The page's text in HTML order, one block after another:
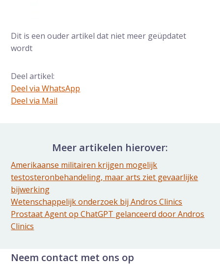
Dit is een ouder artikel dat niet meer geüpdatet
wordt
Deel artikel:
Deel via WhatsApp
Deel dit via Whatsapp
Deel via Mail
Meer artikelen hierover:
Amerikaanse militairen krijgen mogelijk
testosteronbehandeling, maar arts ziet gevaarlijke
bijwerking
Wetenschappelijk onderzoek bij Andros Clinics
Prostaat Agent op ChatGPT gelanceerd door Andros
Clinics
Neem contact met ons op